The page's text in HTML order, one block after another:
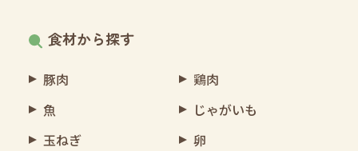
食材から探す
豚肉
鶏肉
魚
じゃがいも
玉ねぎ
卵